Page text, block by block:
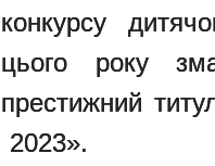
конкурсу
цього року
престижний
2023».